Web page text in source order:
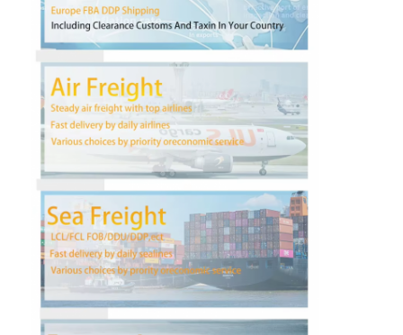
Ahora Charle
Carga internacional delantera
Flete aéreo delantero
transporte marítimo
Envío DDP desde China
envío expreso
TRANSPORTE DE MERCANCÍAS POR FERROCARRIL